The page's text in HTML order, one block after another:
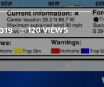
120 VIEWS